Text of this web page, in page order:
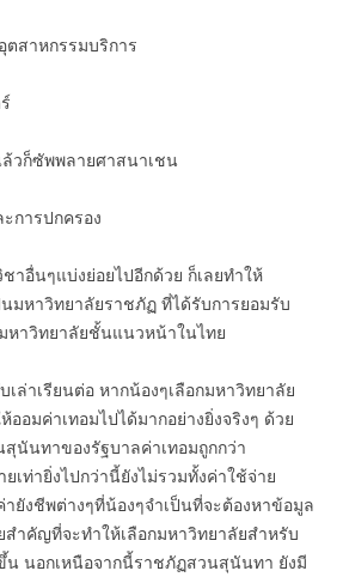
ตสาหกรรมบริการ
วก็ซัพพลายศาสนาเชน
การปกครอง
าอื่นๆแบ่งย่อยไปอีกด้วย ก็เลยทำให้
มหาวิทยาลัยราชภัฏ ที่ได้รับการยอมรับ
หาวิทยาลัยชั้นแนวหน้าในไทย
ล่าเรียนต่อ หากน้องๆเลือกมหาวิทยาลัย
ออมค่าเทอมไปได้มากอย่างยิ่งจริงๆ ด้วย
นันทาของรัฐบาลค่าเทอมถูกกว่า
เท่ายิ่งไปกว่านี้ยังไม่รวมทั้งค่าใช้จ่าย
ยังชีพต่างๆที่น้องๆจำเป็นที่จะต้องหาข้อมูล
ำคัญที่จะทำให้เลือกมหาวิทยาลัยสำหรับ
น นอกเหนือจากนี้ราชภัฏสวนสุนันทา ยังมี